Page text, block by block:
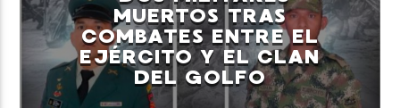
Neiva Estereo
MUERTOS TRAS
COMBATES ENTRE EL
EJÉRCITO Y EL CLAN
DEL GOLFO